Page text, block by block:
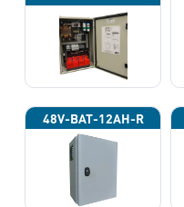
(INPUT POWER
220VAC)
48V-BAT-12AH-R